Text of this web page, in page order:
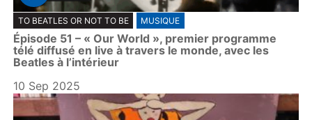
P
l
a
y
TO BEATLES OR NOT TO BE MUSIQUE
Épisode 51 – « Our World », premier programme
télé diffusé en live à travers le monde, avec les
Beatles à l’intérieur
10 Sep 2025